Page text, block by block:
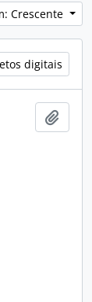
Crescente
digitais